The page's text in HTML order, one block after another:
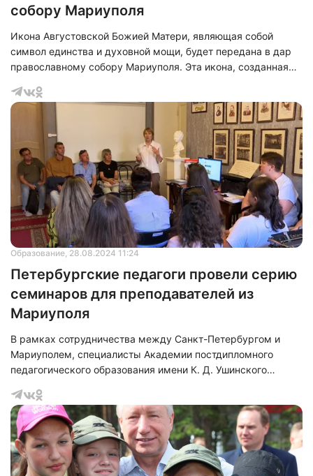
собору Мариуполя
Икона Августовской Божией Матери, являющая собой
символ единства и духовной мощи, будет передана в дар
православному собору Мариуполя. Эта икона, созданная
рамках международного фестиваля искусств «Мастер-
класс», проходящего под патронажем Государственного
Эрмитажа, представляет собой уникальное произведение
искусства. Образ Богоматери, изображенной
благословляющей русских воинов, был создан незадолго
до революции.
Образование, 28.08.2024 11:24
Петербургские педагоги провели серию
семинаров для преподавателей из
Мариуполя
В рамках сотрудничества между Санкт-Петербургом и
Мариуполем, специалисты Академии постдипломного
педагогического образования имени К. Д. Ушинского
побратима. Приглашение на каникулы в Северную столицу,
как для учителей, так и для их учеников, поступило от
губернатора Санкт-Петербурга Александра Беглова.